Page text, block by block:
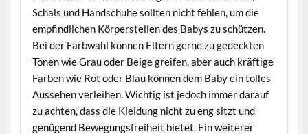
Schals und Handschuhe sollten nicht fehlen, um die
empfindlichen Körperstellen des Babys zu schützen.
Bei der Farbwahl können Eltern gerne zu gedeckten
Tönen wie Grau oder Beige greifen, aber auch kräftige
Farben wie Rot oder Blau können dem Baby ein tolles
Aussehen verleihen. Wichtig ist jedoch immer darauf
zu achten, dass die Kleidung nicht zu eng sitzt und
genügend Bewegungsfreiheit bietet. Ein weiterer